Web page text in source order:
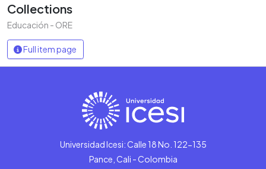
Collections
Educación - ORE
Full item page
Universidad Icesi: Calle 18 No. 122-135
Pance, Cali - Colombia